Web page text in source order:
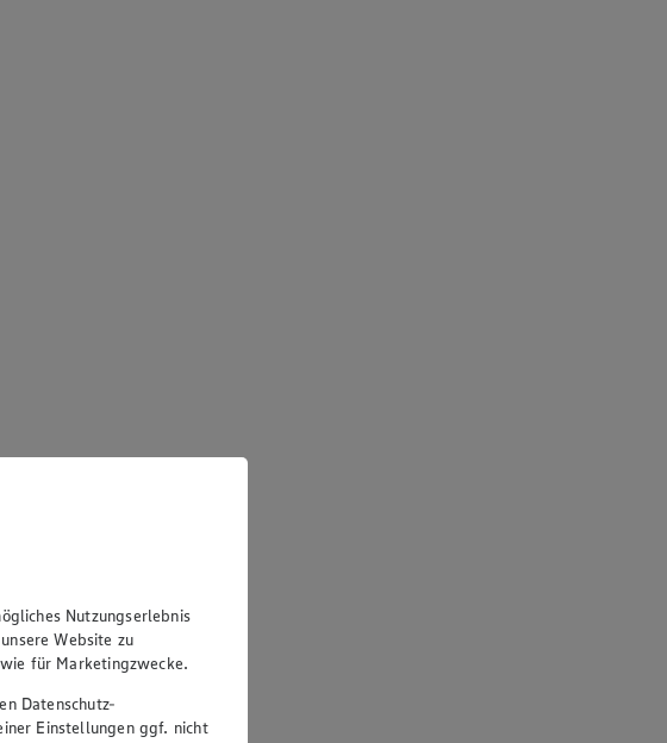
Nutzungserlebnis
Website zu
für Marketingzwecke.
Datenschutz-
Einstellungen ggf. nicht